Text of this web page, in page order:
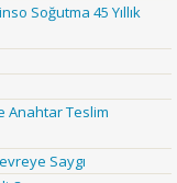
Soğutma 45 Yıllık
Anahtar Teslim
Saygı